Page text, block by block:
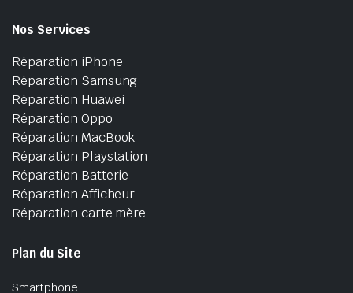
Nos Services
Réparation iPhone
Réparation Samsung
Réparation Huawei
Réparation Oppo
Réparation MacBook
Réparation Playstation
Réparation Batterie
Réparation Afficheur
Réparation carte mère
Plan du Site
Smartphone